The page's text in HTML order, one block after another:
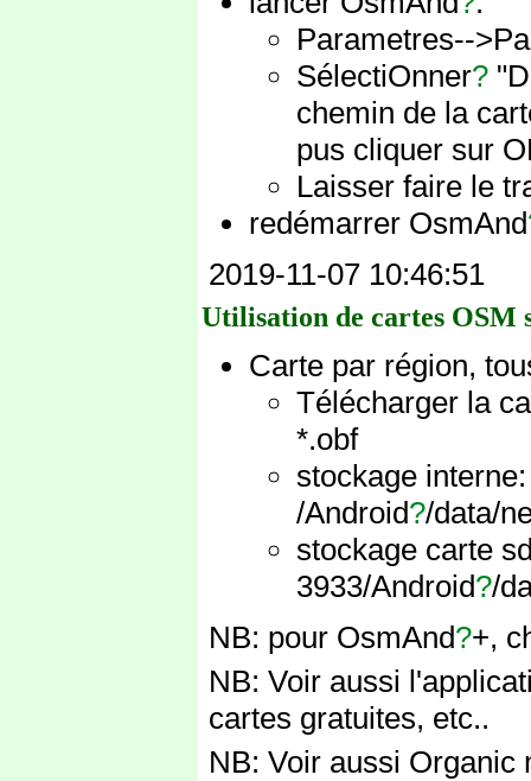
Parametres--
SélectiOnner?
chemin de la
pus cliquer sur
Laisser faire le
redémarrer OsmAnd
2019-11-07 10:46:51
Utilisation de cartes OSM
Carte par région,
Télécharger la
*.obf
stockage
/Android?/data/
stockage carte
3933/Android?/
NB: pour OsmAnd?+,
NB: Voir aussi
cartes gratuites, etc..
NB: Voir aussi